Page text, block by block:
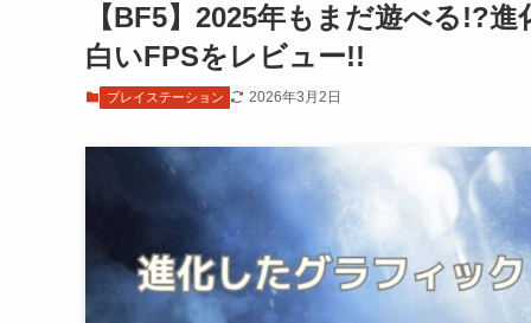
【BF5】2025年もまだ遊べる!?
白いFPSをレビュー!!
プレイステーション 2026年3月2日